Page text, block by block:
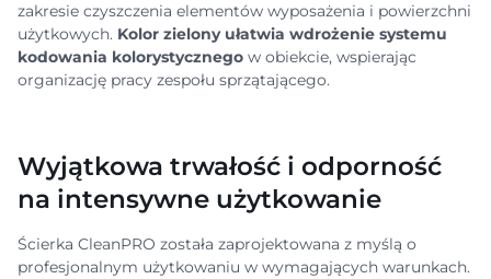
zakresie czyszczenia elementów wyposażenia i powierzchni
użytkowych. Kolor zielony ułatwia wdrożenie systemu
kodowania kolorystycznego w obiekcie, wspierając
organizację pracy zespołu sprzątającego.
Wyjątkowa trwałość i odporność
na intensywne użytkowanie
Ścierka CleanPRO została zaprojektowana z myślą o
profesjonalnym użytkowaniu w wymagających warunkach.